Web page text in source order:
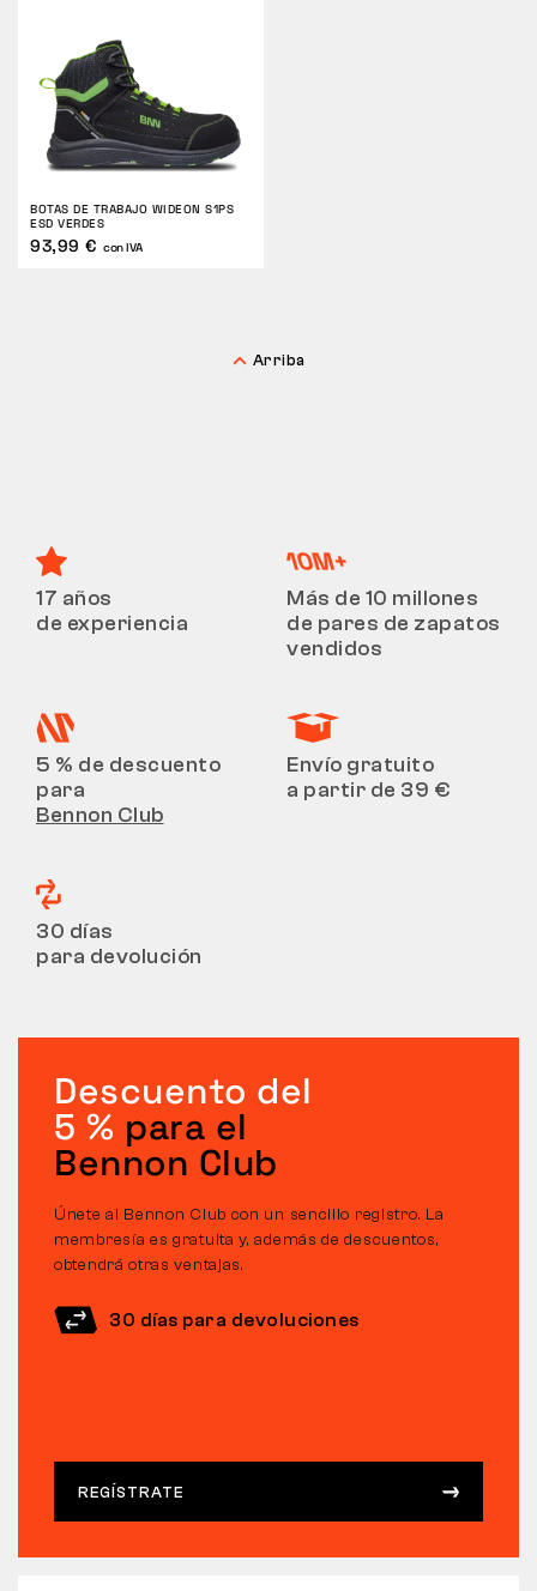
BOTAS DE TRABAJO WIDEON S1PS
ESD VERDES
93,99 € con IVA
Arriba
17 años
de experiencia
Más de 10 millones
de pares de zapatos
vendidos
5 % de descuento
para
Bennon Club
Envío gratuito
a partir de 39 €
30 días
para devolución
Descuento del
5 % para el
Bennon Club
Únete al Bennon Club con un sencillo registro. La
membresía es gratuita y, además de descuentos,
obtendrá otras ventajas.
30 días para devoluciones
REGÍSTRATE